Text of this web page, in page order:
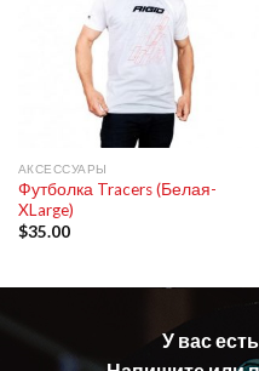
АКСЕССУАРЫ
Футболка Tracers (Белая-
XLarge)
$35.00
У вас